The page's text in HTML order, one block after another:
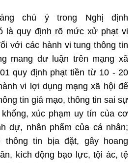
chú ý trong Nghị định
là quy định rõ mức xử phạt vi
với các hành vi tung thông tin
mang dư luận trên mạng xã
quy định phạt tiền từ 10 - 20
vi lợi dụng mạng xã hội để
tin giả mạo, thông tin sai sự
xúc phạm uy tín của cơ
dự, nhân phẩm của cá nhân;
thông tin bịa đặt, gây hoang
kích động bạo lực, tội ác, tệ